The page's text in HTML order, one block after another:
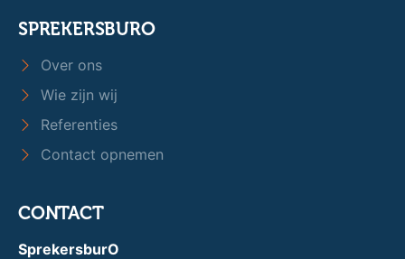
SPREKERSBURO
Over ons
Wie zijn wij
Referenties
Contact opnemen
CONTACT
SprekersburO